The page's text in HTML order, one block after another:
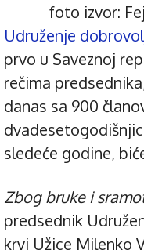
foto izvor:
Udruženje
prvo u Saveznoj
rečima
danas sa 900
sledeće godine,
Zbog bruke i
predsednik
krvi Užice Milenko